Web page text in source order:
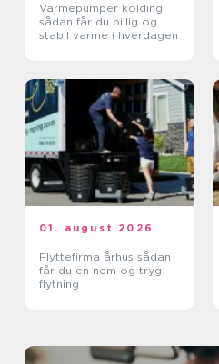
Varmepumper kolding
sådan får du billig og
stabil varme i hverdagen
01. august 2026
Flyttefirma århus sådan
får du en nem og tryg
flytning